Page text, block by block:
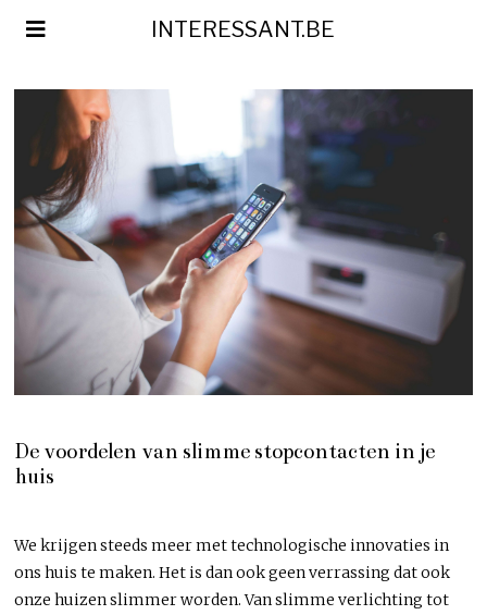
INTERESSANT.BE
De voordelen van slimme stopcontacten in je
huis
We krijgen steeds meer met technologische innovaties in
ons huis te maken. Het is dan ook geen verrassing dat ook
onze huizen slimmer worden. Van slimme verlichting tot